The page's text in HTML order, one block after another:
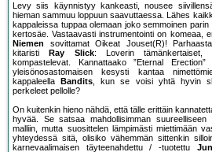
Levy siis käynnistyy kankeasti, nousee
hieman sammuu loppuun saavuttaessa. Lähes
kappaleissa tuppaa olemaan joko semmoinen
kertosäe. Vastaavasti instrumentointi on komeaa,
Niemen sovittamat Oikeat Jouset(R)!
kitaristi
Ray Slick: Loverin tämänkertaiset,
kompastelevat. Kannattaako ”Eternal
yleisönosastomaisen kesysti kantaa
kappaleella
Bandits, kun se voisi yhtä hyvin
perkeleet pellolle?
On kuitenkin hieno nähdä, että tälle erittäin
hyvää. Se satsaa mahdollisimman suureelliseen
malliin, mutta suosittelen lämpimästi miettimään
yhteydessä sitä, olisiko vähemmän sittenkin
karnevaalimaisen täyteenahdettu / -tuotettu